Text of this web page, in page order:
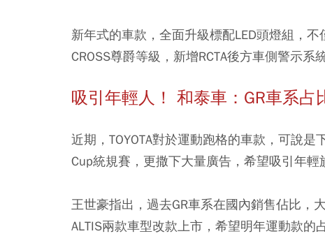
新年式的車款，全面升級標配LED頭燈組，
CROSS尊爵等級，新增RCTA後方車側警示系統
吸引年輕人！ 和泰車：GR車系占
近期，TOYOTA對於運動跑格的車款，可說是
Cup統規賽，更撒下大量廣告，希望吸引年輕
王世豪指出，過去GR車系在國內銷售佔比，
ALTIS兩款車型改款上市，希望明年運動款的